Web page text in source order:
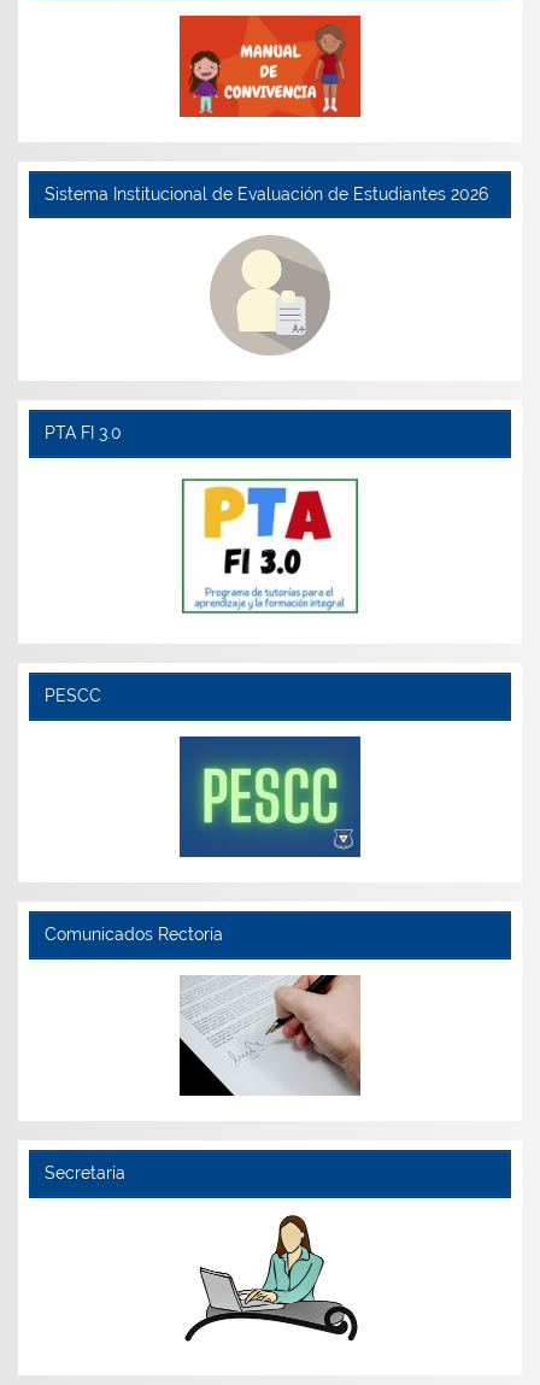
Sistema Institucional de Evaluación de Estudiantes 2026
PTA FI 3.0
PESCC
Comunicados Rectoría
Secretaría